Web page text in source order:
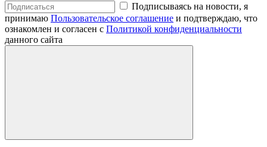
Подписываясь на новости, я
принимаю Пользовательское соглашение и подтверждаю, что
ознакомлен и согласен с Политикой конфиденциальности
данного сайта